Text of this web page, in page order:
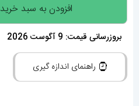
مچی
زنانه
هابلوت
اتوماتیک
افزودن به سبد خرید
بروزرسانی قیمت: 9 آگوست 2026
راهنمای اندازه گیری